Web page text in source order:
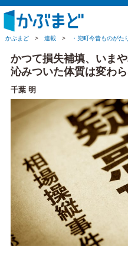
かぶまど > 連載 > ・兜町今昔ものがた
かつて損失補填、いま
沁みついた体質は変わ
千葉 明